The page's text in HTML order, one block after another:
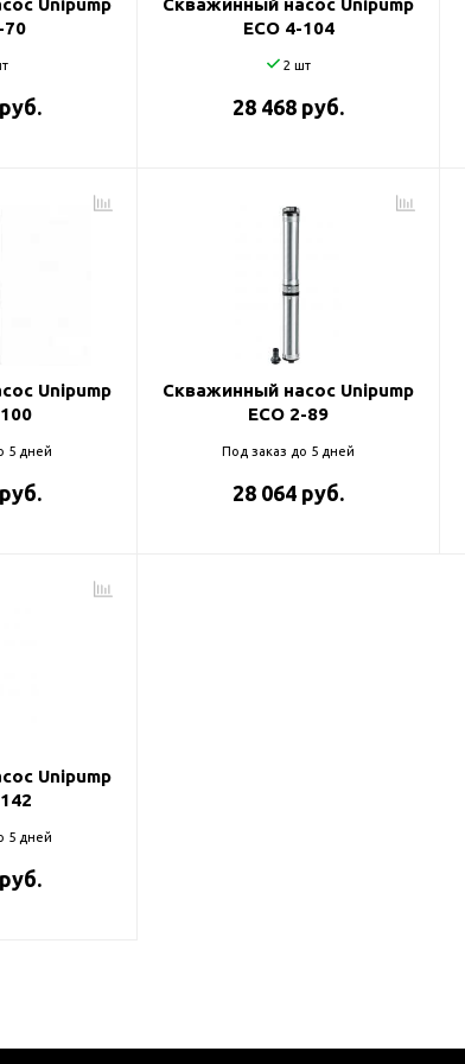
Unipump
70
Скважинный насос Unipump
ECO 4-104
2 шт
28 468 руб.
Unipump
5 дней
Скважинный насос Unipump
ECO 2-89
Под заказ до 5 дней
28 064 руб.
Unipump
5 дней